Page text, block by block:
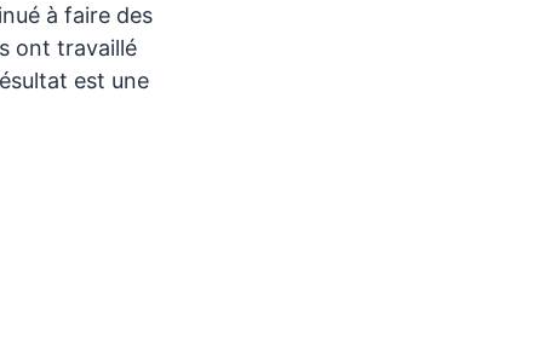
à faire des
ont travaillé
est une